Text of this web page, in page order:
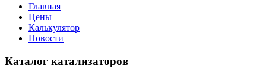
Главная
Цены
Калькулятор
Новости
Каталог катализаторов